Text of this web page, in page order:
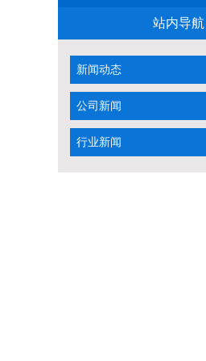
站内导航
新闻动态
公司新闻
行业新闻